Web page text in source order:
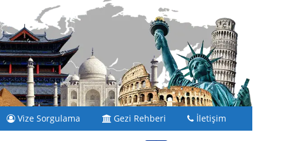
Vize Sorgulama Gezi Rehberi İletişim